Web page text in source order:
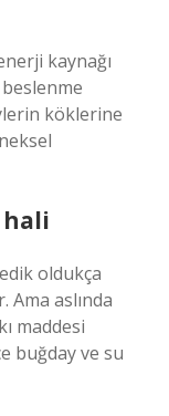
kaynağı
köklerine
hali
oldukça
aslında
maddesi
buğday ve su